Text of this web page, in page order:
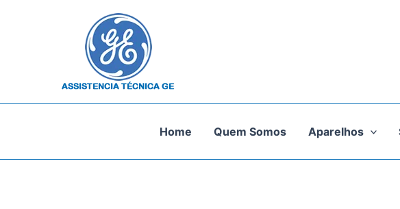
Home Quem Somos Aparelhos